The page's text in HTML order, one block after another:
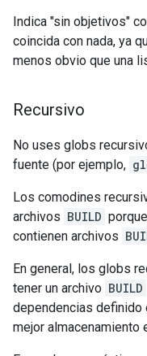
Indica "sin objetivos"
coincida con nada, ya
menos obvio que una
Recursivo
No uses globs
fuente (por ejemplo,
Los comodines
archivos BUILD
contienen archivos
En general, los globs
tener un archivo BUILD
dependencias definido
mejor almacenamiento